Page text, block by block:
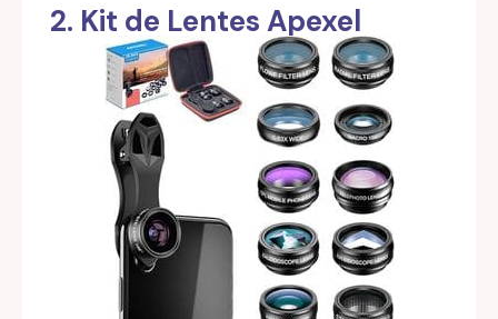
2. Kit de Lentes Apexel